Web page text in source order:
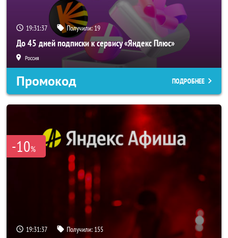
19:31:37 Получили:19
До 45 дней подписки к сервису «Яндекс Плюс»
Россия
Промокод ПОДРОБНЕЕ
-10%
19:31:37 Получили: 155